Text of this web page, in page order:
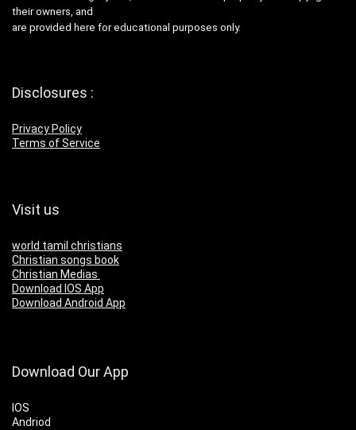
their owners, and
are provided here for educational purposes only.
Disclosures :
Privacy Policy
Terms of Service
Visit us
world tamil christians
Christian songs book
Christian Medias
Download IOS App
Download Android App
Download Our App
IOS
Andriod